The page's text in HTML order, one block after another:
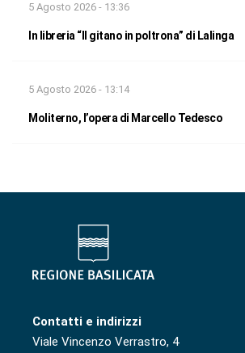
5 Agosto 2026 - 13:36
In libreria “Il gitano in poltrona” di Lalinga
5 Agosto 2026 - 13:14
Moliterno, l’opera di Marcello Tedesco
Contatti e indirizzi
Viale Vincenzo Verrastro, 4